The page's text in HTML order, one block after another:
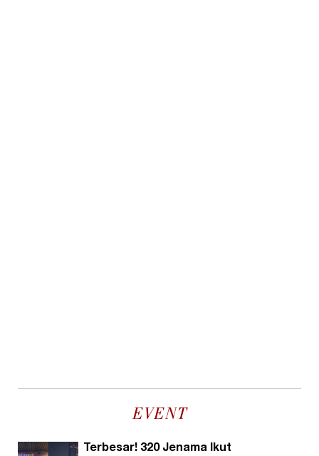
EVENT
Terbesar! 320 Jenama Ikut